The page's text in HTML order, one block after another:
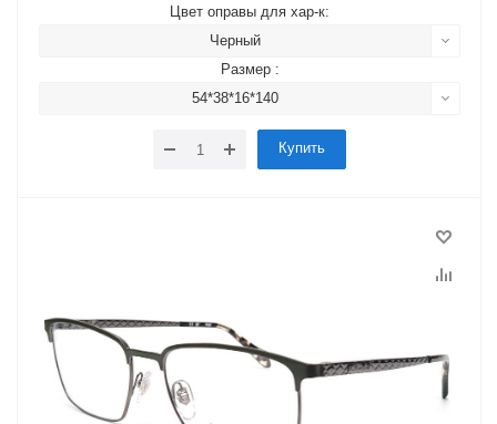
Цвет оправы для хар-к:
Черный
Размер :
54*38*16*140
Купить